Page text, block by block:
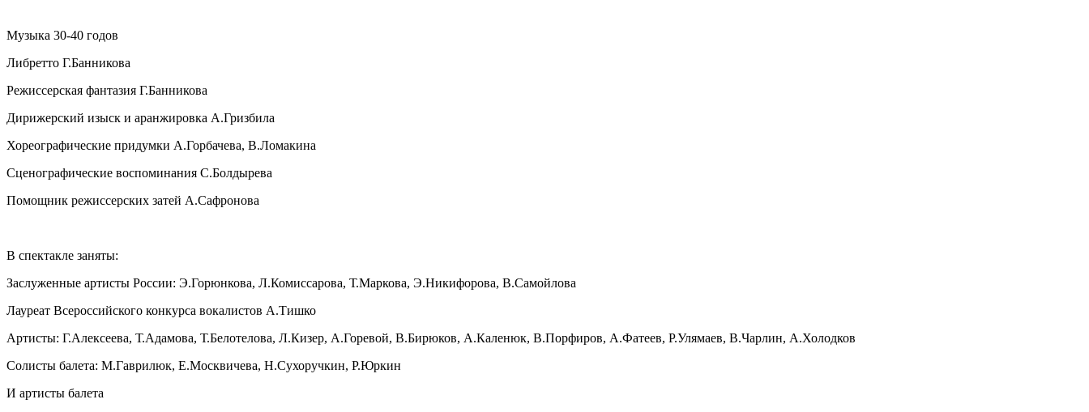
Музыка 30-40 годов
Либретто Г.Банникова
Режиссерская фантазия Г.Банникова
Дирижерский изыск и аранжировка А.Гризбила
Хореографические придумки А.Горбачева, В.Ломакина
Сценографические воспоминания С.Болдырева
Помощник режиссерских затей А.Сафронова
В спектакле заняты:
Заслуженные артисты России: Э.Горюнкова, Л.Комиссарова, Т.Маркова, Э.Никифорова, В.Самойлова
Лауреат Всероссийского конкурса вокалистов А.Тишко
Артисты: Г.Алексеева, Т.Адамова, Т.Белотелова, Л.Кизер, А.Горевой, В.Бирюков, А.Каленюк, В.Порфиров, А.Фатеев, Р.Улямаев, В.Чарлин, А.Холодков
Солисты балета: М.Гаврилюк, Е.Москвичева, Н.Сухоручкин, Р.Юркин
И артисты балета